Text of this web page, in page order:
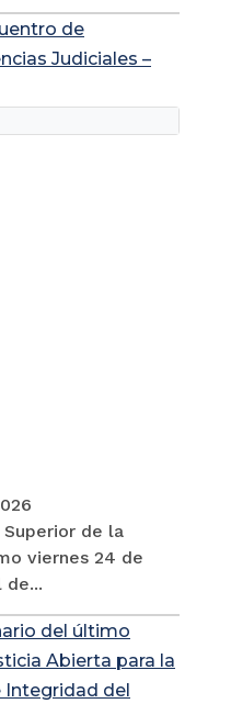
de
Judiciales –
Superior de la
viernes 24 de
de...
del último
Abierta para la
Integridad del